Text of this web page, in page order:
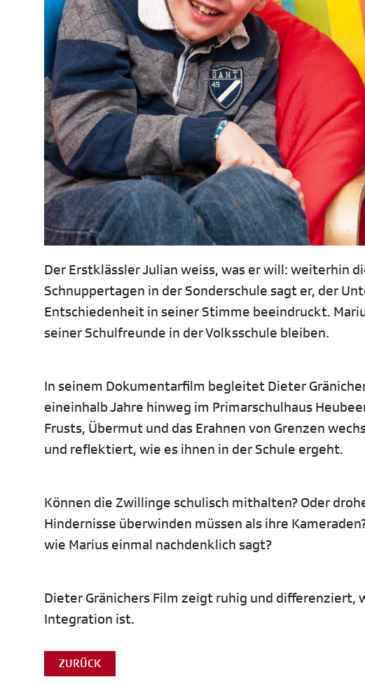
Der Erstklässler Julian weiss, was er will: weiterhin
Schnuppertagen in der Sonderschule sagt er, der
Entschiedenheit in seiner Stimme beeindruckt.
seiner Schulfreunde in der Volksschule bleiben.
In seinem Dokumentarfilm begleitet Dieter
eineinhalb Jahre hinweg im Primarschulhaus
Frusts, Übermut und das Erahnen von Grenzen
und reflektiert, wie es ihnen in der Schule ergeht.
Können die Zwillinge schulisch mithalten? Oder
Hindernisse überwinden müssen als ihre
wie Marius einmal nachdenklich sagt?
Dieter Gränichers Film zeigt ruhig und differenziert,
Integration ist.
ZURÜCK